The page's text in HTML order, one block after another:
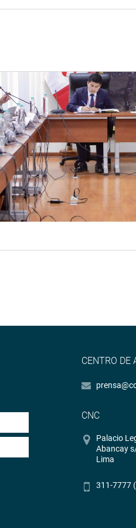
CENTRO DE
CNC
Palacio
Abancay
Lima
311-7777